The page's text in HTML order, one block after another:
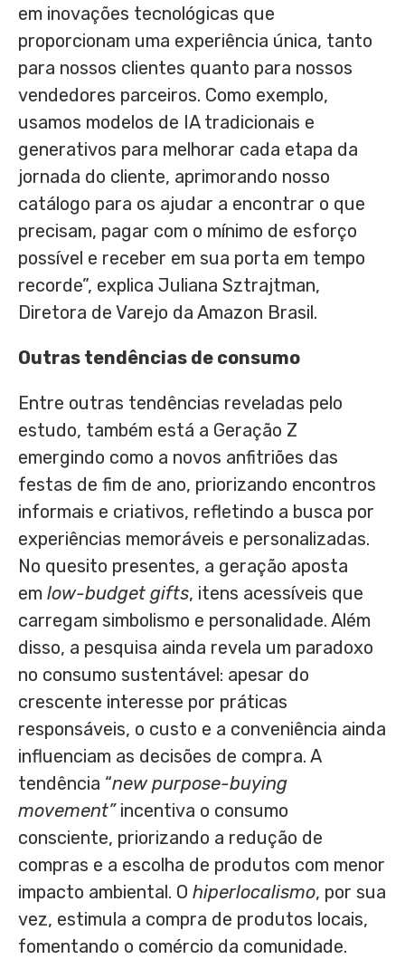
em inovações tecnológicas que
proporcionam uma experiência única, tanto
para nossos clientes quanto para nossos
vendedores parceiros. Como exemplo,
usamos modelos de IA tradicionais e
generativos para melhorar cada etapa da
jornada do cliente, aprimorando nosso
catálogo para os ajudar a encontrar o que
precisam, pagar com o mínimo de esforço
possível e receber em sua porta em tempo
recorde”, explica Juliana Sztrajtman,
Diretora de Varejo da Amazon Brasil.
Outras tendências de consumo
Entre outras tendências reveladas pelo
estudo, também está a Geração Z
emergindo como a novos anfitriões das
festas de fim de ano, priorizando encontros
informais e criativos, refletindo a busca por
experiências memoráveis e personalizadas.
No quesito presentes, a geração aposta
em low-budget gifts, itens acessíveis que
carregam simbolismo e personalidade. Além
disso, a pesquisa ainda revela um paradoxo
no consumo sustentável: apesar do
crescente interesse por práticas
responsáveis, o custo e a conveniência ainda
influenciam as decisões de compra. A
tendência “new purpose-buying
movement”incentiva o consumo
consciente, priorizando a redução de
compras e a escolha de produtos com menor
impacto ambiental. O hiperlocalismo, por sua
vez, estimula a compra de produtos locais,
fomentando o comércio da comunidade.